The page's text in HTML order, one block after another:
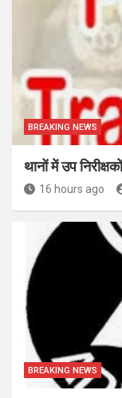
BREAKING NEWS
थानों में उप
16 hours ago
BREAKING NEWS